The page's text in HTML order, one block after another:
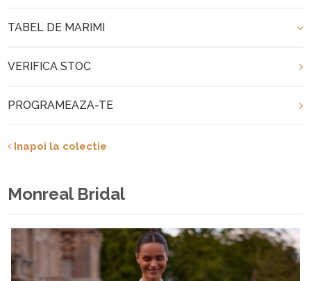
TABEL DE MARIMI
VERIFICA STOC
PROGRAMEAZA-TE
Inapoi la colectie
Monreal Bridal